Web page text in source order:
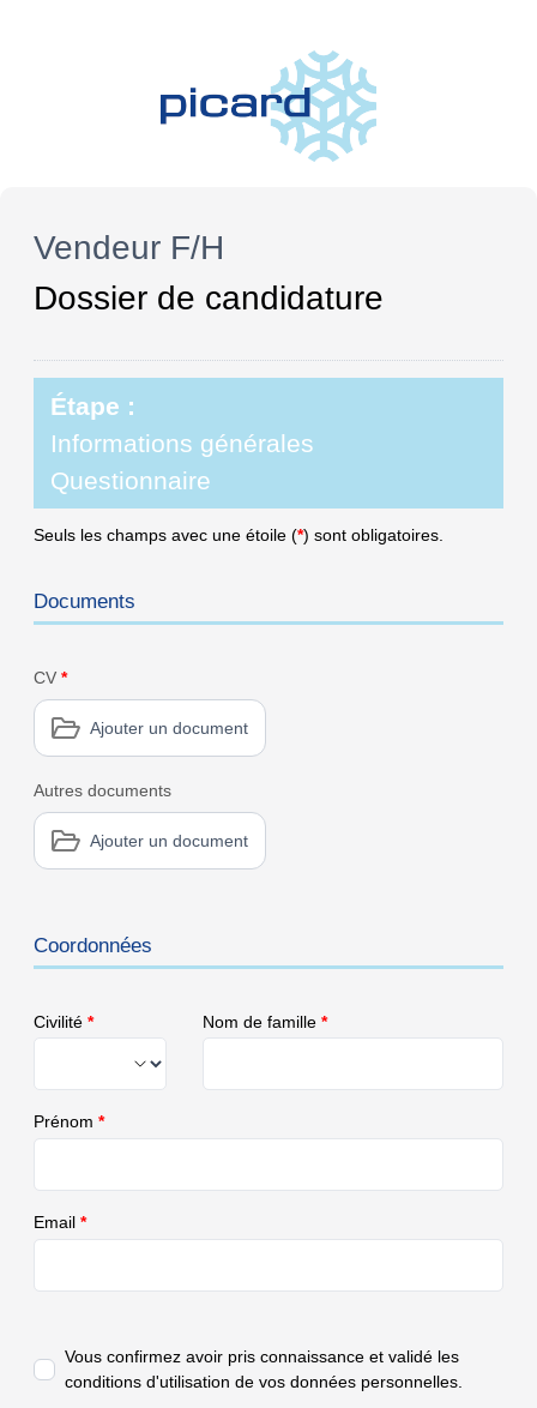
Vendeur F/H
Dossier de candidature
Étape :
Informations générales
Questionnaire
Seuls les champs avec une étoile (*) sont obligatoires.
Documents
CV *
Ajouter un document
Autres documents
Ajouter un document
Coordonnées
Civilité * Nom de famille *
Prénom *
Email *
Vous confirmez avoir pris connaissance et validé les
conditions d'utilisation de vos données personnelles.